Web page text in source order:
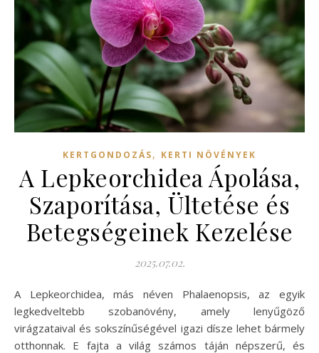
KERTGONDOZÁS, KERTI NÖVÉNYEK
A Lepkeorchidea Ápolása,
Szaporítása, Ültetése és
Betegségeinek Kezelése
2025.07.02.
A Lepkeorchidea, más néven Phalaenopsis, az egyik
legkedveltebb szobanövény, amely lenyűgöző
virágzataival és sokszínűségével igazi dísze lehet bármely
otthonnak. E fajta a világ számos táján népszerű, és